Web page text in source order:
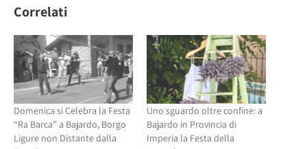
(Si
apre
una
nuova
finestra)
nuova
finestra)
Correlati
Domenica si Celebra la Festa
“Ra Barca” a Bajardo, Borgo
Ligure non Distante dalla
Uno sguardo oltre confine: a
Bajardo in Provincia di
Imperia la Festa della